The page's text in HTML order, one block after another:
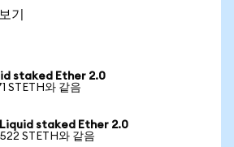
기
staked Ether 2.0
STETH와 같음
staked Ether 2.0
STETH와 같음